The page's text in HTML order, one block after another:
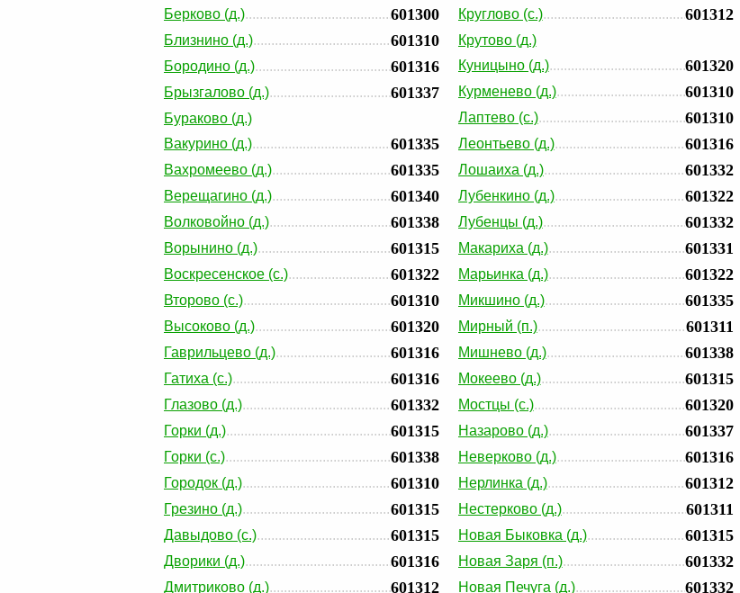
Берково (д.) 601300
Близнино (д.) 601310
Бородино (д.) 601316
Брызгалово (д.) 601337
Бураково (д.)
Вакурино (д.)
601335
Вахромеево (д.) 601335
Верещагино (д.) 601340
Волковойно (д.) 601338
Ворынино (д.) 601315
Воскресенское (с.) 601322
Второво (с.) 601310
Высоково (д.) 601320
Гаврильцево (д.) 601316
Гатиха (с.) 601316
Глазово (д.) 601332
Горки (д.) 601315
Горки (с.) 601338
Городок (д.) 601310
Грезино (д.) 601315
Давыдово (с.) 601315
Дворики (д.) 601316
Дмитриково (д.) 601312
Круглово (с.) 601312
Крутово (д.)
Куницыно (д.)
601320
Курменево (д.) 601310
Лаптево (с.) 601310
Леонтьево (д.) 601316
Лошаиха (д.) 601332
Лубенкино (д.) 601322
Лубенцы (д.) 601332
Макариха (д.) 601331
Марьинка (д.) 601322
Микшино (д.) 601335
Мирный (п.) 601311
Мишнево (д.) 601338
Мокеево (д.) 601315
Мостцы (с.) 601320
Назарово (д.) 601337
Неверково (д.) 601316
Нерлинка (д.) 601312
Нестерково (д.) 601311
Новая Быковка (д.) 601315
Новая Заря (п.) 601332
Новая Печуга (д.) 601332